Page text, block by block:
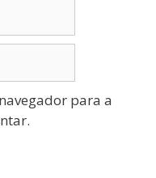
para a